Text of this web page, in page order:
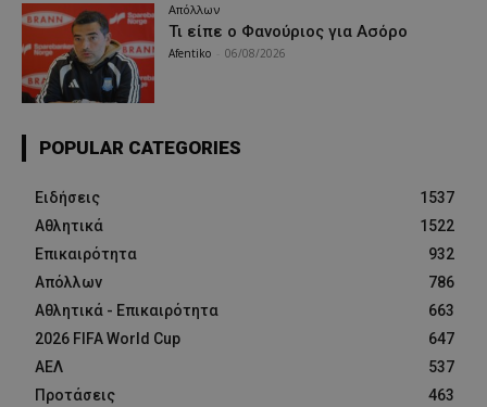
Απόλλων
Τι είπε ο Φανούριος για Ασόρο
Afentiko 06/08/2026
POPULAR CATEGORIES
Ειδήσεις
1537
Αθλητικά
1522
Επικαιρότητα
932
Απόλλων
786
Αθλητικά - Επικαιρότητα
663
2026 FIFA World Cup
647
ΑΕΛ
537
Προτάσεις
463